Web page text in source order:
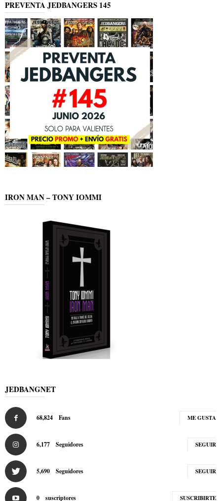
PREVENTA JEDBANGERS 145
IRON MAN – TONY IOMMI
JEDBANGNET
68,824 Fans ME GUSTA
6,177 Seguidores SEGUIR
5,690 Seguidores SEGUIR
0 suscriptores SUSCRIBIRTE